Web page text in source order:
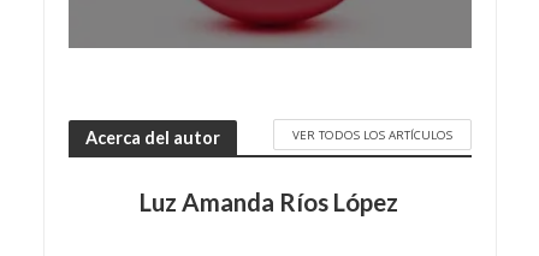
Acerca del autor VER TODOS LOS ARTÍCULOS
Luz Amanda Ríos López